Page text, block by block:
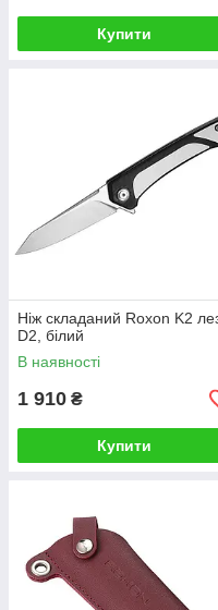
Купити
Ніж складаний Roxon K2
D2, білий
В наявності
1 910 ₴
Купити